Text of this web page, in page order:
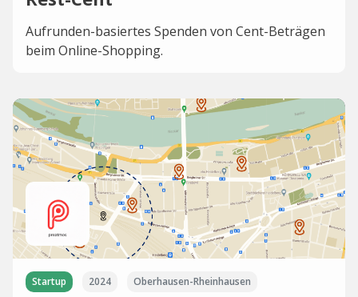
Aufrunden-basiertes Spenden von Cent-Beträgen
beim Online-Shopping.
Startup 2024 Oberhausen-Rheinhausen